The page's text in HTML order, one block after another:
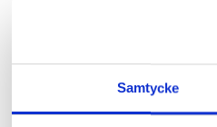
Samtycke